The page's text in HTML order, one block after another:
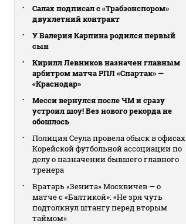
Салах подписал с «Трабзонспором»
двухлетний контракт
У Валерия Карпина родился первый
сын
Кирилл Левников назначен главным
арбитром матча РПЛ «Спартак» —
«Краснодар»
Месси вернулся после ЧМ и сразу
устроил шоу! Без нового рекорда не
обошлось
Полиция Сеула провела обыск в офисах
Корейской футбольной ассоциации по
делу о назначении бывшего главного
тренера
Вратарь «Зенита» Москвичев — о
матче с «Балтикой»: «Не зря чуть
подтолкнул штангу перед вторым
таймом»